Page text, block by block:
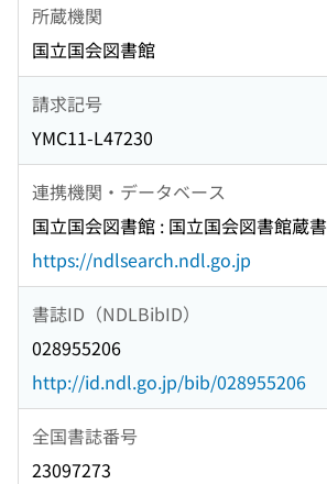
所蔵機関
国立国会図書館
請求記号
YMC11-L47230
連携機関・データベース
国立国会図書館 : 国立国会図書館蔵書
https://ndlsearch.ndl.go.jp
書誌ID（NDLBibID）
028955206
http://id.ndl.go.jp/bib/028955206
全国書誌番号
23097273